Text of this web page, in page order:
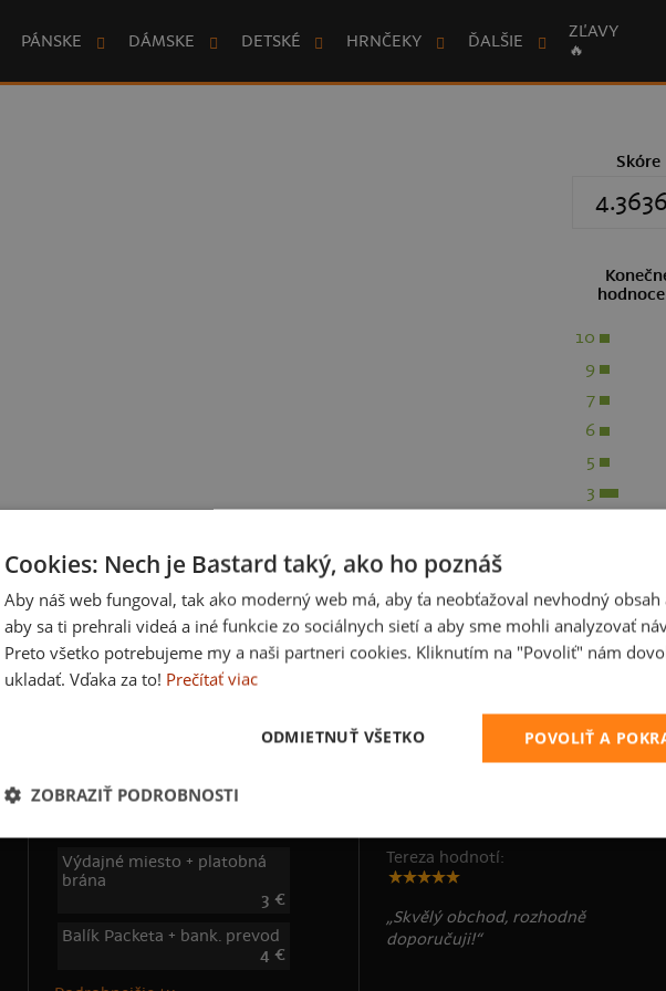
PÁNSKE DÁMSKE DETSKÉ HRNČEKY ĎALŠIE
ZĽAVY
🔥
Skóre
10
9
7
6
5
3
Výdajné miesto + platobná
brána
3 €
Balík Packeta + bank. prevod
4 €
Tereza hodnotí:
„Skvělý obchod, rozhodně
doporučuji!“
Cookies: Nech je Bastard taký, ako ho poznáš
Aby náš web fungoval, tak ako moderný web má, aby ťa neobťažoval nevhodný obsah
aby sa ti prehrali videá a iné funkcie zo sociálnych sietí a aby sme mohli analyzovať
Preto všetko potrebujeme my a naši partneri cookies. Kliknutím na "Povoliť" nám
ukladať. Vďaka za to! Prečítať viac
POVOLIŤ A
ODMIETNUŤ VŠETKO
ZOBRAZIŤ PODROBNOSTI